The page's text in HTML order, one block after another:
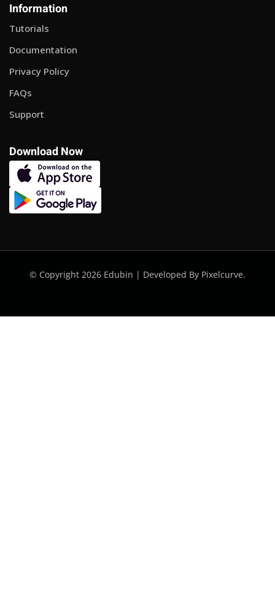
Information
Tutorials
Documentation
Privacy Policy
FAQs
Support
Download Now
© Copyright 2026 Edubin | Developed By Pixelcurve.